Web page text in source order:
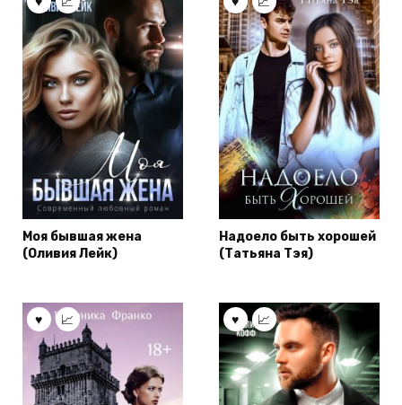
Моя бывшая жена
(Оливия Лейк)
Надоело быть хорошей
(Татьяна Тэя)